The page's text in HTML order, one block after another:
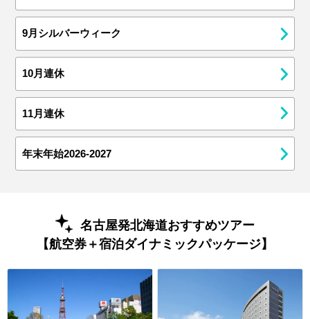
9月シルバーウィーク
10月連休
11月連休
年末年始2026-2027
名古屋発北海道おすすめツアー
【航空券＋宿泊ダイナミックパッケージ】